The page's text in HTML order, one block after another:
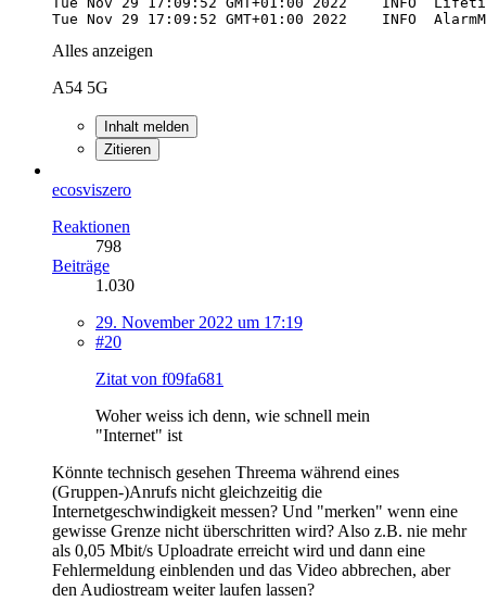
Tue Nov 29 17:09:52 GMT+01:00 2022    INFO
Alles anzeigen
A54 5G
Inhalt melden
Zitieren
ecosviszero
Reaktionen
798
Beiträge
1.030
29. November 2022 um 17:19
#20
Zitat von f09fa681
Woher weiss ich denn, wie schnell mein
"Internet" ist
Könnte technisch gesehen Threema während eines
(Gruppen-)Anrufs nicht gleichzeitig die
Internetgeschwindigkeit messen? Und "merken" wenn eine
gewisse Grenze nicht überschritten wird? Also z.B. nie mehr
als 0,05 Mbit/s Uploadrate erreicht wird und dann eine
Fehlermeldung einblenden und das Video abbrechen, aber
den Audiostream weiter laufen lassen?